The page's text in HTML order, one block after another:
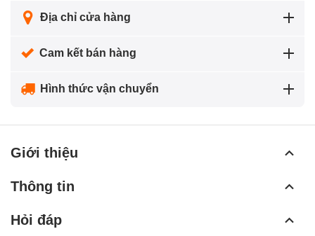
Địa chỉ cửa hàng
Cam kết bán hàng
Hình thức vận chuyển
Giới thiệu
Thông tin
Hỏi đáp